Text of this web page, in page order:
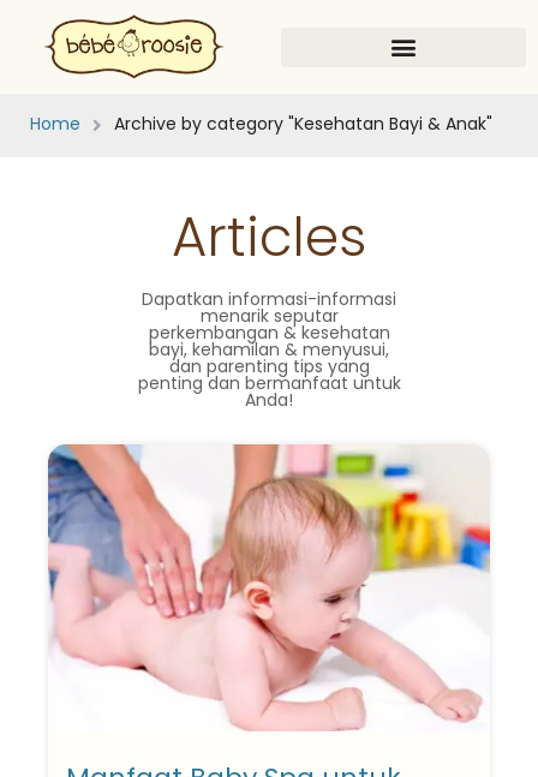
Home Archive by category "Kesehatan Bayi & Anak"
Articles
Dapatkan informasi-informasi
menarik seputar
perkembangan & kesehatan
bayi, kehamilan & menyusui,
dan parenting tips yang
penting dan bermanfaat untuk
Anda!